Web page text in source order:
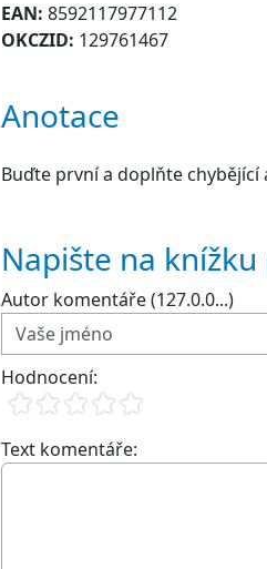
EAN: 8592117977112
OKCZID: 129761467
Anotace
Buďte první a doplňte chybějící
Napište na
Autor komentáře (127.0.0...)
Hodnocení:
Text komentáře: